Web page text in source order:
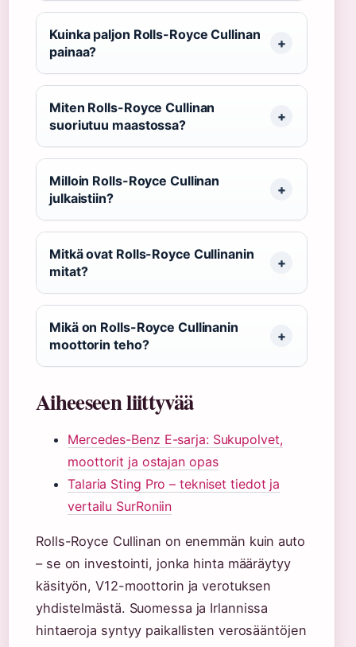
Kuinka paljon Rolls-Royce Cullinan
painaa?
Miten Rolls-Royce Cullinan
suoriutuu maastossa?
Milloin Rolls-Royce Cullinan
julkaistiin?
Mitkä ovat Rolls-Royce Cullinanin
mitat?
Mikä on Rolls-Royce Cullinanin
moottorin teho?
Aiheeseen liittyvää
Mercedes-Benz E-sarja: Sukupolvet,
moottorit ja ostajan opas
Talaria Sting Pro – tekniset tiedot ja
vertailu SurRoniin
Rolls-Royce Cullinan on enemmän kuin auto
– se on investointi, jonka hinta määräytyy
käsityön, V12-moottorin ja verotuksen
yhdistelmästä. Suomessa ja Irlannissa
hintaeroja syntyy paikallisten verosääntöjen